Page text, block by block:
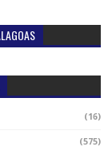
(2)
(2)